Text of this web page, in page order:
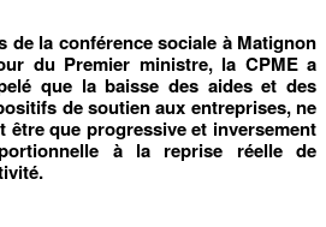
de la conférence sociale à Matignon
du Premier ministre, la CPME a
que la baisse des aides et des
de soutien aux entreprises, ne
être que progressive et inversement
à la reprise réelle de